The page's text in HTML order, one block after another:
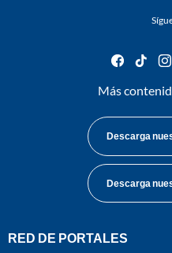
facebook
Más
Descarga
Descarga
RED DE PORTALES